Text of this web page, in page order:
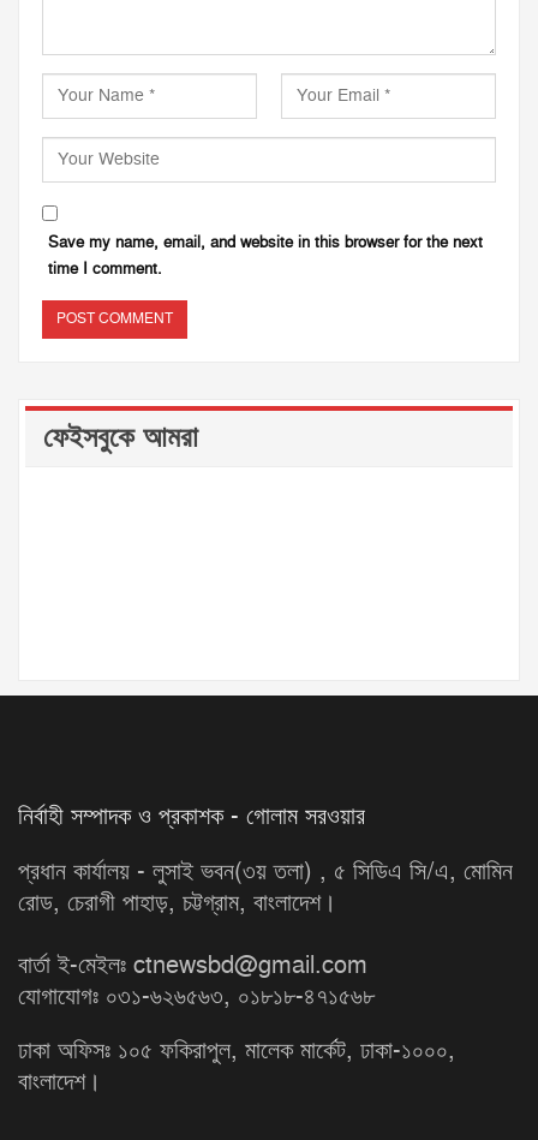
Save my name, email, and website in this browser for the next
time I comment.
ফেইসবুকে আমরা
নির্বাহী সম্পাদক ও প্রকাশক - গোলাম সরওয়ার
প্রধান কার্যালয় - লুসাই ভবন(৩য় তলা) , ৫ সিডিএ সি/এ, মোমিন
রোড, চেরাগী পাহাড়, চট্টগ্রাম, বাংলাদেশ।
বার্তা ই-মেইলঃ ctnewsbd@gmail.com
যোগাযোগঃ ০৩১-৬২৬৫৬৩, ০১৮১৮-৪৭১৫৬৮
ঢাকা অফিসঃ ১০৫ ফকিরাপুল, মালেক মার্কেট, ঢাকা-১০০০,
বাংলাদেশ।